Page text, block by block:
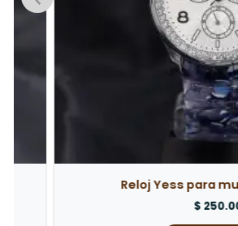
Reloj Yess para mujer
250.000